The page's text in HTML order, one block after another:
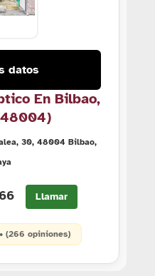
datos
En Bilbao,
30, 48004 Bilbao,
Llamar
(266 opiniones)